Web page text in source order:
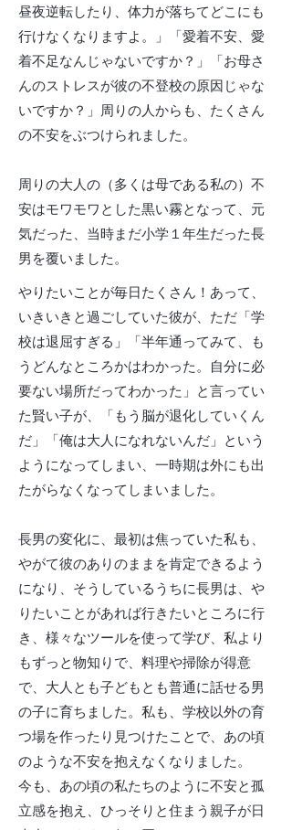
昼夜逆転したり、体力が落ちてどこにも
行けなくなりますよ。」「愛着不安、愛
着不足なんじゃないですか？」「お母さ
んのストレスが彼の不登校の原因じゃな
いですか？」周りの人からも、たくさん
の不安をぶつけられました。
周りの大人の（多くは母である私の）不
安はモワモワとした黒い霧となって、元
気だった、当時まだ小学１年生だった長
男を覆いました。
やりたいことが毎日たくさん！あって、
いきいきと過ごしていた彼が、ただ「学
校は退屈すぎる」「半年通ってみて、も
うどんなところかはわかった。自分に必
要ない場所だってわかった」と言ってい
た賢い子が、「もう脳が退化していくん
だ」「俺は大人になれないんだ」という
ようになってしまい、一時期は外にも出
たがらなくなってしまいました。
長男の変化に、最初は焦っていた私も、
やがて彼のありのままを肯定できるよう
になり、そうしているうちに長男は、や
りたいことがあれば行きたいところに行
き、様々なツールを使って学び、私より
もずっと物知りで、料理や掃除が得意
で、大人とも子どもとも普通に話せる男
の子に育ちました。私も、学校以外の育
つ場を作ったり見つけたことで、あの頃
のような不安を抱えなくなりました。
今も、あの頃の私たちのように不安と孤
立感を抱え、ひっそりと住まう親子が日